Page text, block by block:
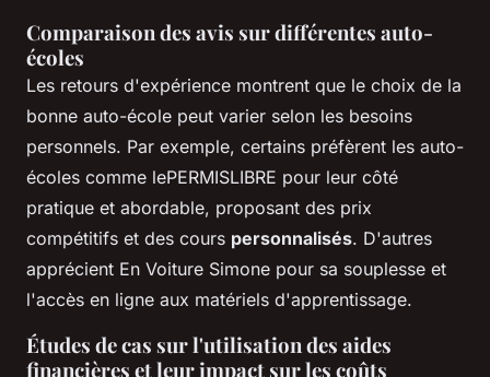
Comparaison des avis sur différentes auto-
écoles
Les retours d'expérience montrent que le choix de la
bonne auto-école peut varier selon les besoins
personnels. Par exemple, certains préfèrent les auto-
écoles comme lePERMISLIBRE pour leur côté
pratique et abordable, proposant des prix
compétitifs et des cours personnalisés. D'autres
apprécient En Voiture Simone pour sa souplesse et
l'accès en ligne aux matériels d'apprentissage.
Études de cas sur l'utilisation des aides
financières et leur impact sur les coûts